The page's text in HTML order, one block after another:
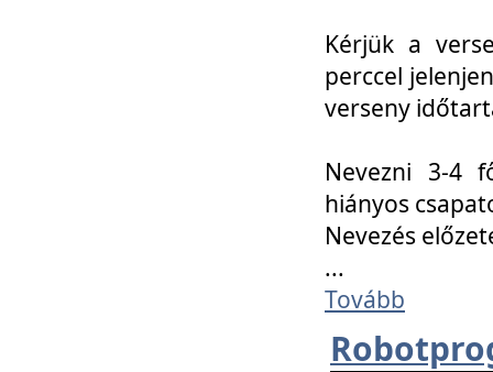
Kérjük a
perccel
verseny
Nevezni 3-4
hiányos
Nevezés
...
Tovább